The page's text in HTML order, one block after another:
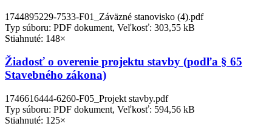
1744895229-7533-F01_Záväzné stanovisko (4).pdf
Typ súboru: PDF dokument, Veľkosť: 303,55 kB
Stiahnuté: 148×
Žiadosť o overenie projektu stavby (podľa § 65
Stavebného zákona)
1746616444-6260-F05_Projekt stavby.pdf
Typ súboru: PDF dokument, Veľkosť: 594,56 kB
Stiahnuté: 125×